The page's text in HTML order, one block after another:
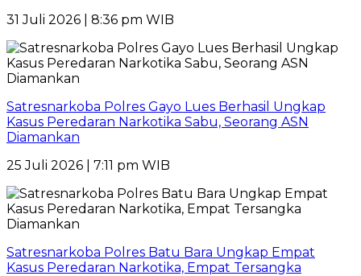
31 Juli 2026 | 8:36 pm WIB
Satresnarkoba Polres Gayo Lues Berhasil Ungkap
Kasus Peredaran Narkotika Sabu, Seorang ASN
Diamankan
25 Juli 2026 | 7:11 pm WIB
Satresnarkoba Polres Batu Bara Ungkap Empat
Kasus Peredaran Narkotika, Empat Tersangka